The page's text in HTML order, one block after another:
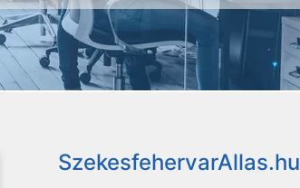
SzekesfehervarAllas.hu